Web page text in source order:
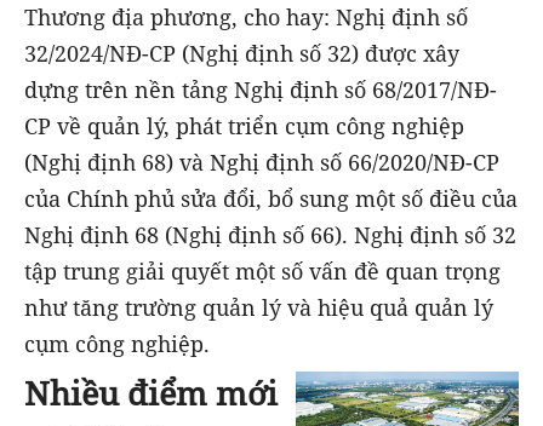
Thương địa phương, cho hay: Nghị định số
32/2024/NĐ-CP (Nghị định số 32) được xây
dựng trên nền tảng Nghị định số 68/2017/NĐ-
CP về quản lý, phát triển cụm công nghiệp
(Nghị định 68) và Nghị định số 66/2020/NĐ-CP
của Chính phủ sửa đổi, bổ sung một số điều của
Nghị định 68 (Nghị định số 66). Nghị định số 32
tập trung giải quyết một số vấn đề quan trọng
như tăng trường quản lý và hiệu quả quản lý
cụm công nghiệp.
Nhiều điểm mới